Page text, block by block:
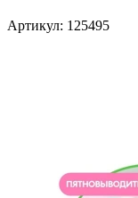
Артикул: 125495